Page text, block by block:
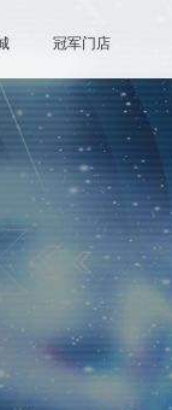
冠军门店